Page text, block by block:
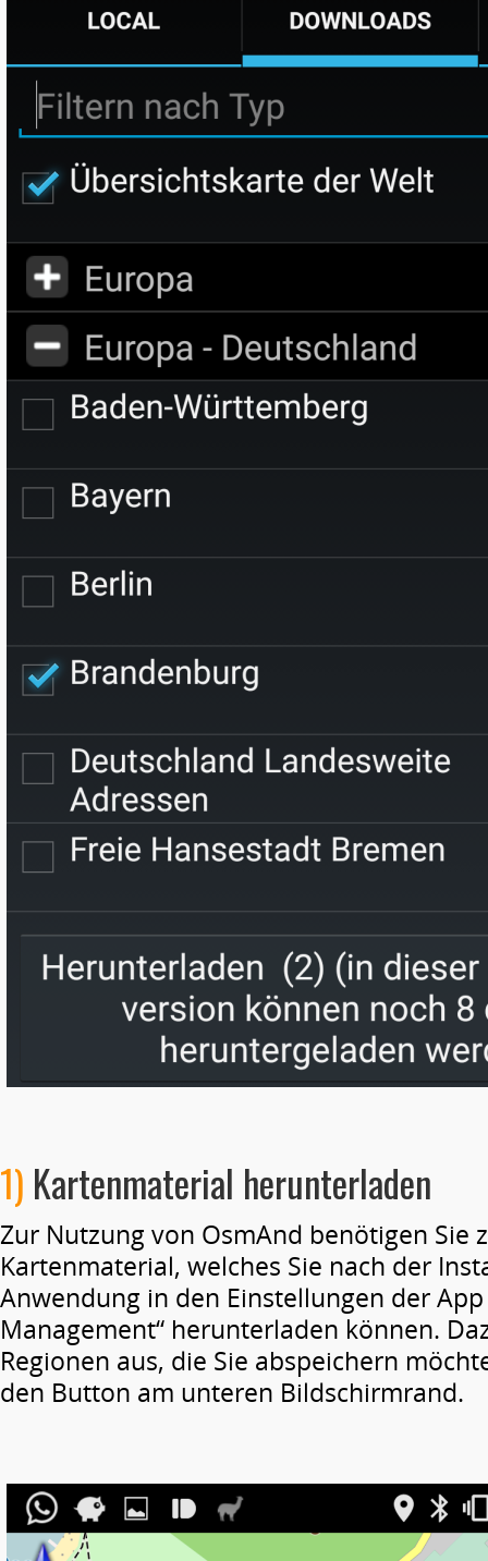
1) Kartenmaterial herunterladen
Zur Nutzung von OsmAnd benötigen Sie
Kartenmaterial, welches Sie nach der
Anwendung in den Einstellungen der
Management“ herunterladen können.
Regionen aus, die Sie abspeichern
den Button am unteren Bildschirmrand.